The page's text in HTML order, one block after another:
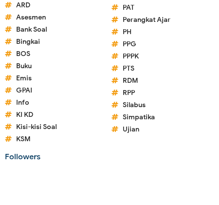
ARD
Asesmen
Bank Soal
Bingkai
BOS
Buku
Emis
GPAI
Info
KI KD
Kisi-kisi Soal
KSM
PAT
Perangkat Ajar
PH
PPG
PPPK
PTS
RDM
RPP
Silabus
Simpatika
Ujian
Followers